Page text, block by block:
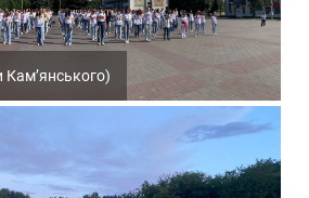
Кам’янського)